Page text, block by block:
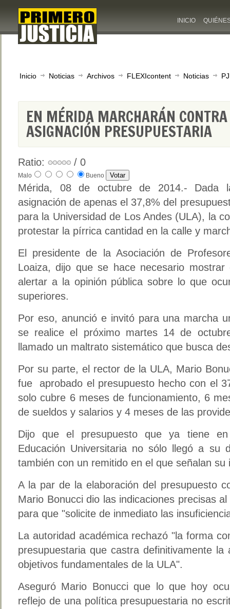
INICIO
Inicio Noticias Archivos FLEXIcontent Noticias
EN MÉRIDA MARCHARÁN
ASIGNACIÓN PRESUPUESTARIA
Ratio: / 0
Malo Bueno
Mérida, 08 de octubre de 2014.- Dada
asignación de apenas el 37,8% del
para la Universidad de Los Andes (ULA), la
protestar la pírrica cantidad en la calle y
El presidente de la Asociación de
Loaiza, dijo que se hace necesario
alertar a la opinión pública sobre lo que
superiores.
Por eso, anunció e invitó para una marcha
se realice el próximo martes 14 de
llamado un maltrato sistemático que busca
Por su parte, el rector de la ULA, Mario
fue aprobado el presupuesto hecho con el
solo cubre 6 meses de funcionamiento, 6
de sueldos y salarios y 4 meses de las
Dijo que el presupuesto que ya tiene
Educación Universitaria no sólo llegó a su
también con un remitido en el que señalan su
A la par de la elaboración del presupuesto
Mario Bonucci dio las indicaciones precisas
para que "solicite de inmediato las
La autoridad académica rechazó "la forma
presupuestaria que castra definitivamente
objetivos fundamentales de la ULA".
Aseguró Mario Bonucci que lo que hoy
reflejo de una política presupuestaria no